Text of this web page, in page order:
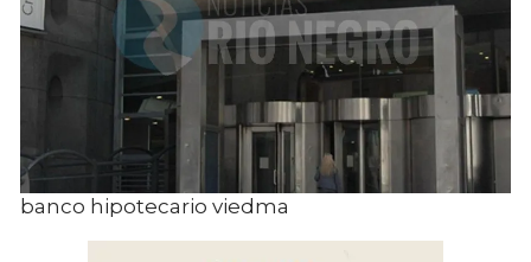
banco hipotecario viedma